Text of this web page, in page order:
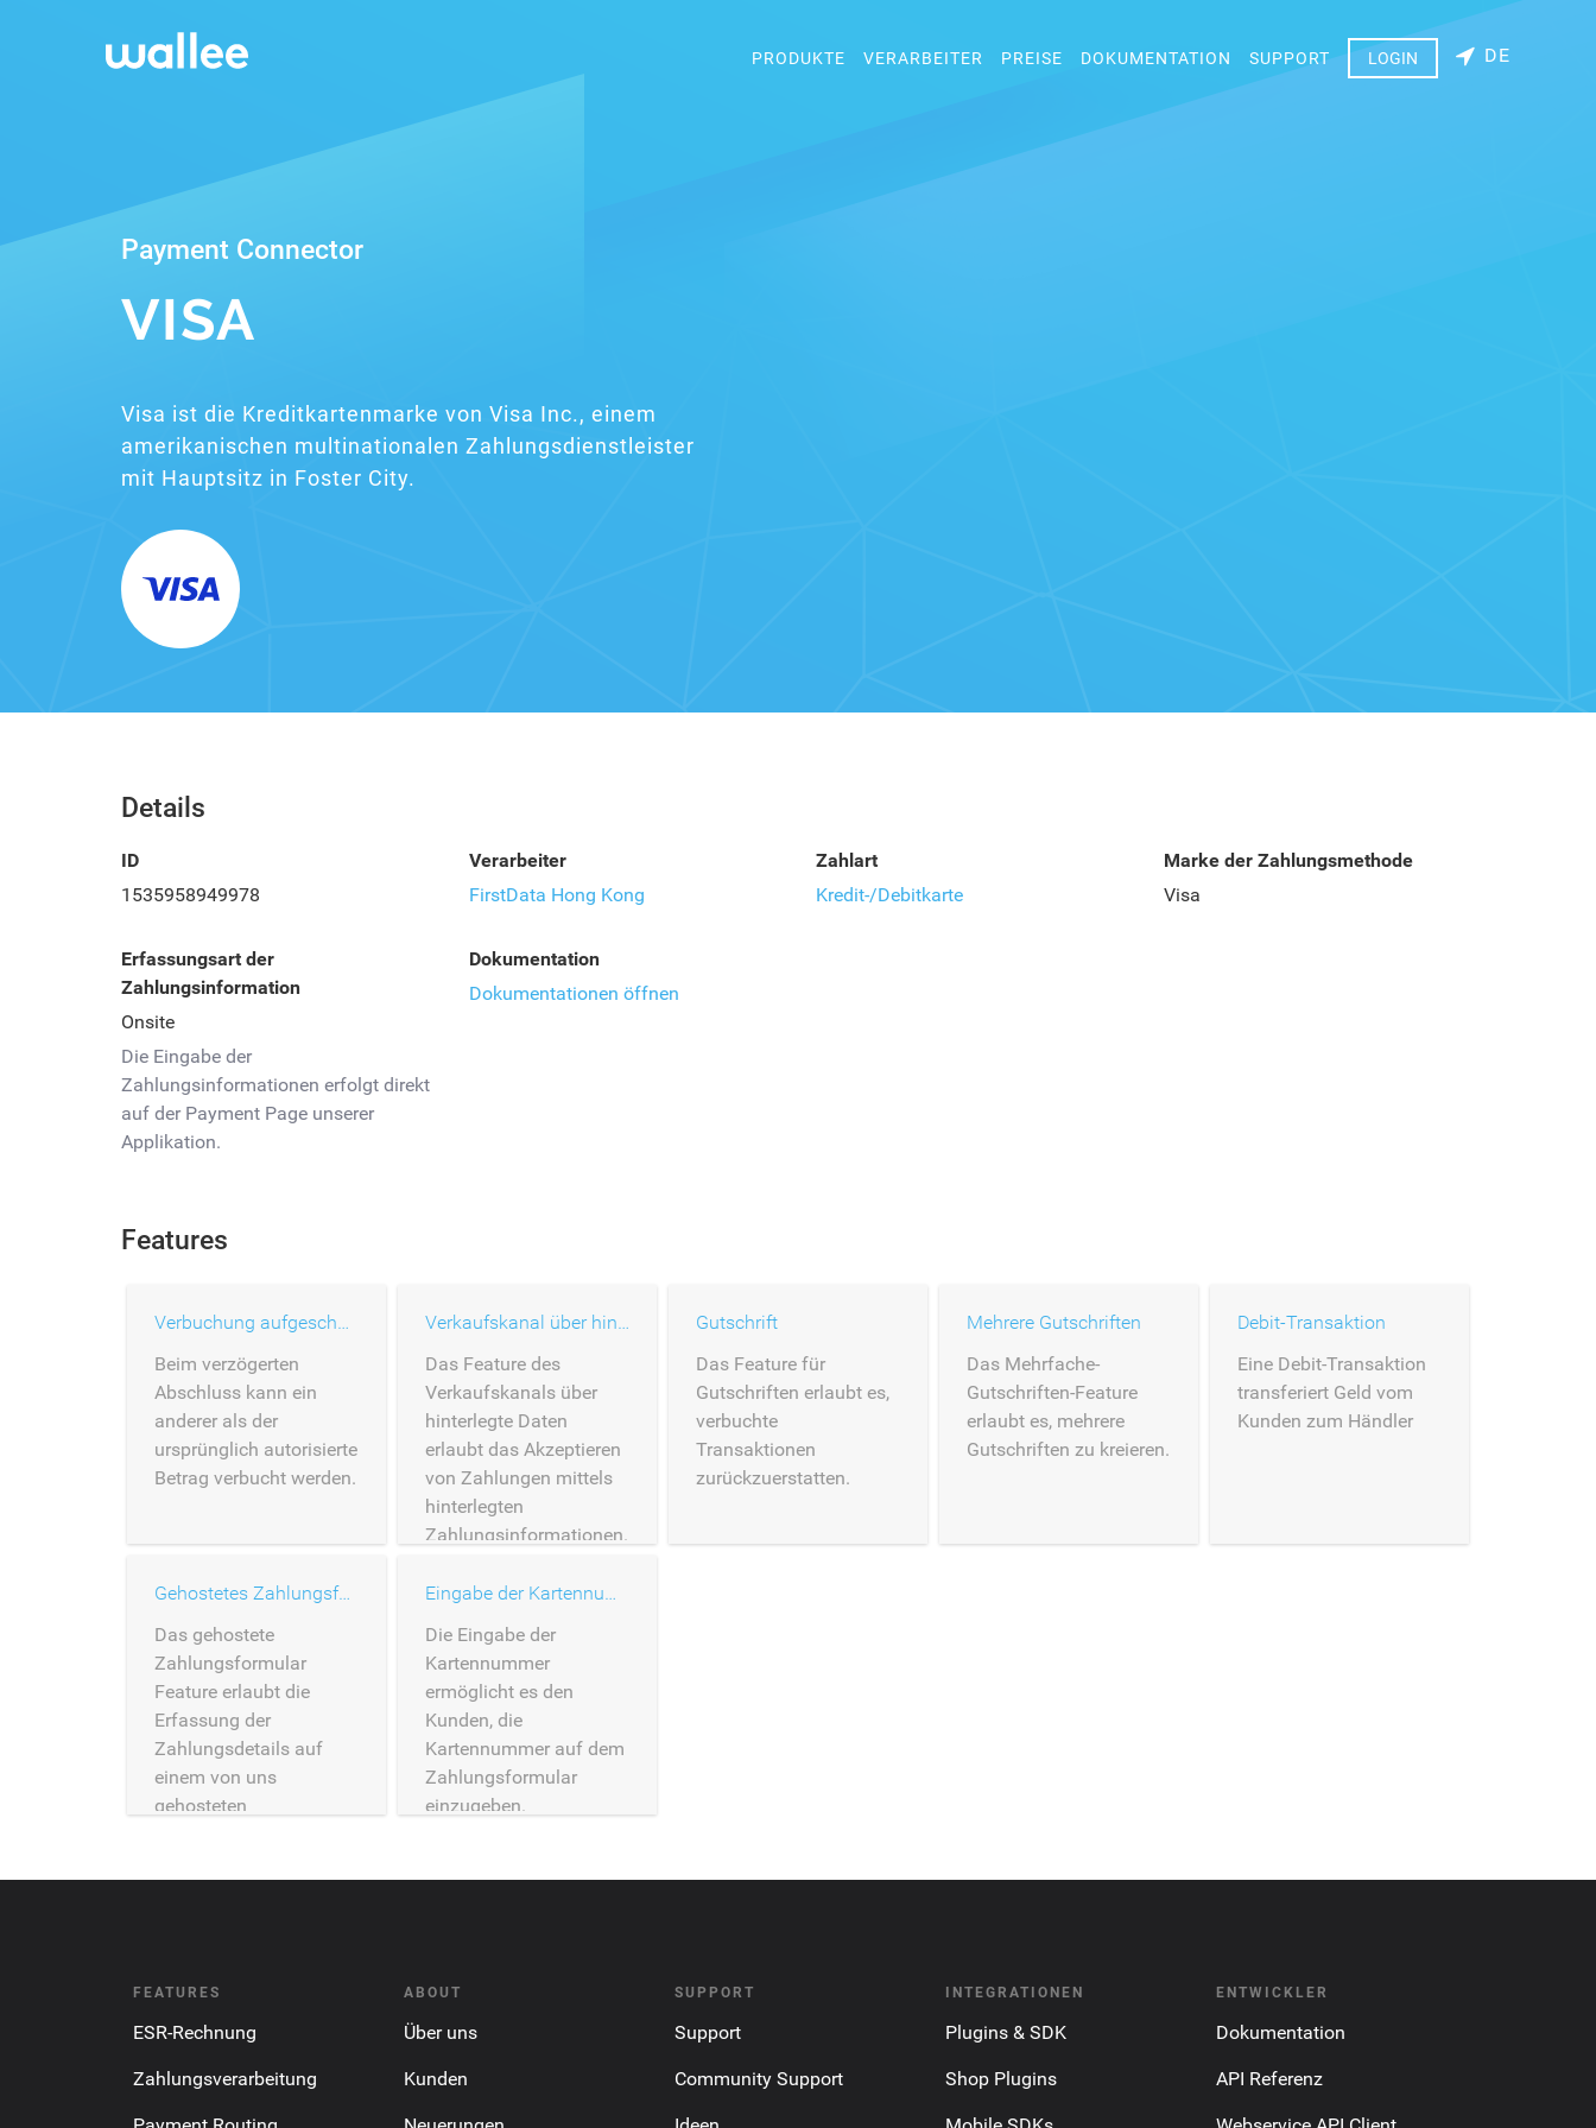
PRODUKTE VERARBEITER PREISE DOKUMENTATION SUPPORT LOGIN DE
Payment Connector
VISA
Visa ist die Kreditkartenmarke von Visa Inc., einem
amerikanischen multinationalen Zahlungsdienstleister
mit Hauptsitz in Foster City.
Details
ID
1535958949978
Verarbeiter
FirstData Hong Kong
Zahlart
Kredit-/Debitkarte
Marke der Zahlungsmethode
Visa
Erfassungsart der
Zahlungsinformation
Onsite
Die Eingabe der
Zahlungsinformationen erfolgt direkt
auf der Payment Page unserer
Applikation.
Dokumentation
Dokumentationen öffnen
Features
Verbuchung aufgeschoben
Beim verzögerten
Abschluss kann ein
anderer als der
ursprünglich autorisierte
Betrag verbucht werden.
Verkaufskanal über hinterlegte Karten
Das Feature des
Verkaufskanals über
hinterlegte Daten
erlaubt das Akzeptieren
von Zahlungen mittels
hinterlegten
Zahlungsinformationen.
Gutschrift
Das Feature für
Gutschriften erlaubt es,
verbuchte
Transaktionen
zurückzuerstatten.
Mehrere Gutschriften
Das Mehrfache-
Gutschriften-Feature
erlaubt es, mehrere
Gutschriften zu kreieren.
Debit-Transaktion
Eine Debit-Transaktion
transferiert Geld vom
Kunden zum Händler
Gehostetes Zahlungsformular
Das gehostete
Zahlungsformular
Feature erlaubt die
Erfassung der
Zahlungsdetails auf
einem von uns
gehosteten
Eingabe der Kartennummer
Die Eingabe der
Kartennummer
ermöglicht es den
Kunden, die
Kartennummer auf dem
Zahlungsformular
einzugeben.
FEATURES
ESR-Rechnung
Zahlungsverarbeitung
ABOUT
Über uns
Kunden
SUPPORT
Support
Community Support
INTEGRATIONEN
Plugins & SDK
Shop Plugins
ENTWICKLER
Dokumentation
API Referenz